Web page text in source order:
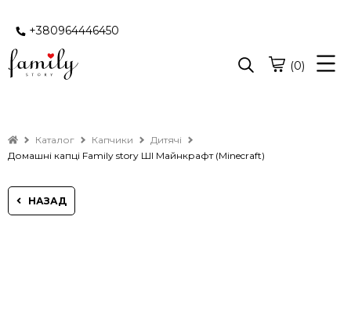
+380964446450
(0)
Каталог Капчики
Дитячі
Домашні капці Family story ШІ Майнкрафт (Minecraft)
НАЗАД